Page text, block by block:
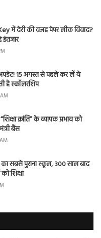
में देरी की वजह पेपर लीक विवाद?
इंतजार
अपडेट! 15 अगस्त से पहले कर लें ये
है स्कॉलरशिप
क्रांति” के व्यापक प्रभाव को
बैंस
सबसे पुराना स्कूल, 300 साल बाद
को शिक्षा